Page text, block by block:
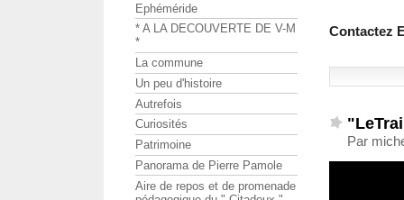
Contactez
Par
Ephéméride
* A LA DECOUVERTE DE V-M
*
La commune
Un peu d'histoire
Autrefois
Curiosités
Patrimoine
Panorama de Pierre Pamole
Aire de repos et de promenade